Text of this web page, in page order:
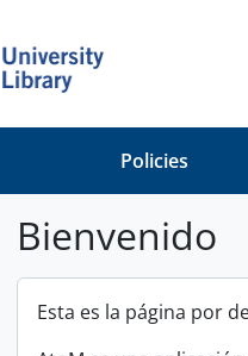
Policies
Bienvenido
Esta es la página por